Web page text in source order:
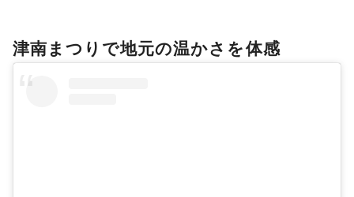
津南まつりで地元の温かさを体感